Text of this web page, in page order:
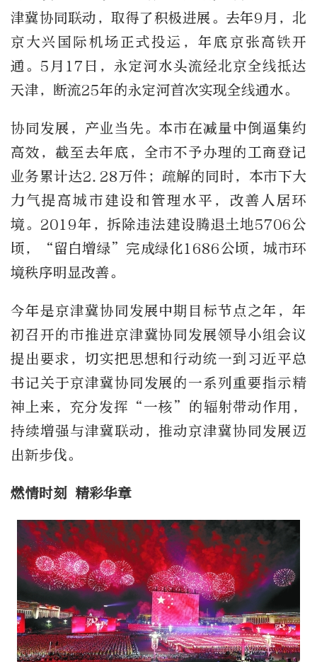
津冀协同联动，取得了积极进展。去年9月，北
京大兴国际机场正式投运，年底京张高铁开
通。5月17日，永定河水头流经北京全线抵达
天津，断流25年的永定河首次实现全线通水。
协同发展，产业当先。本市在减量中倒逼集约
高效，截至去年底，全市不予办理的工商登记
业务累计达2.28万件；疏解的同时，本市下大
力气提高城市建设和管理水平，改善人居环
境。2019年，拆除违法建设腾退土地5706公
顷，“留白增绿”完成绿化1686公顷，城市环
境秩序明显改善。
今年是京津冀协同发展中期目标节点之年，年
初召开的市推进京津冀协同发展领导小组会议
提出要求，切实把思想和行动统一到习近平总
书记关于京津冀协同发展的一系列重要指示精
神上来，充分发挥“一核”的辐射带动作用，
持续增强与津冀联动，推动京津冀协同发展迈
出新步伐。
燃情时刻 精彩华章